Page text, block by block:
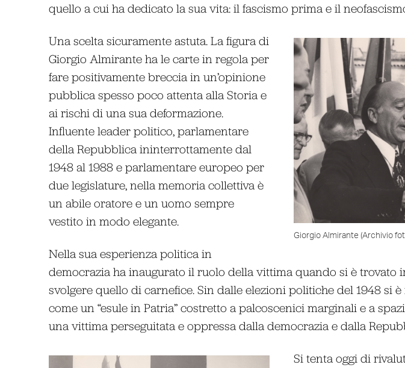
quello a cui ha dedicato la sua vita: il fascismo prima e il
Giorgio Almirante (Archivio
Una scelta sicuramente astuta. La figura di
Giorgio Almirante ha le carte in regola per
fare positivamente breccia in un’opinione
pubblica spesso poco attenta alla Storia e
ai rischi di una sua deformazione.
Influente leader politico, parlamentare
della Repubblica ininterrottamente dal
1948 al 1988 e parlamentare europeo per
due legislature, nella memoria collettiva è
un abile oratore e un uomo sempre
vestito in modo elegante.
Nella sua esperienza politica in
democrazia ha inaugurato il ruolo della vittima quando si è trovato
svolgere quello di carnefice. Sin dalle elezioni politiche del 1948 si
come un “esule in Patria” costretto a palcoscenici marginali e a
una vittima perseguitata e oppressa dalla democrazia e dalla
Si tenta oggi di